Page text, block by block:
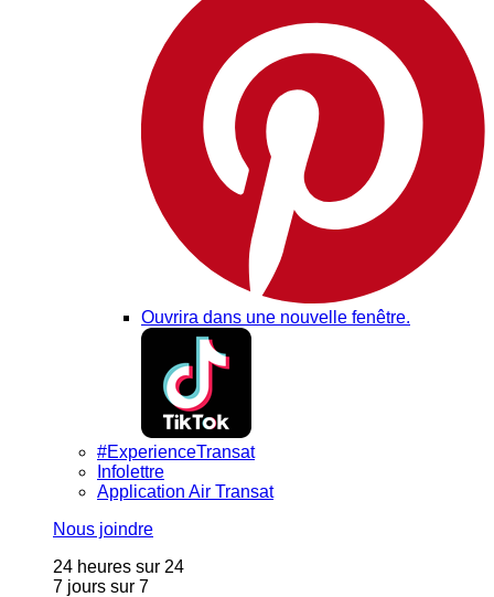
Ouvrira dans une nouvelle fenêtre.
#ExperienceTransat
Infolettre
Application Air Transat
Nous joindre
24 heures sur 24
7 jours sur 7